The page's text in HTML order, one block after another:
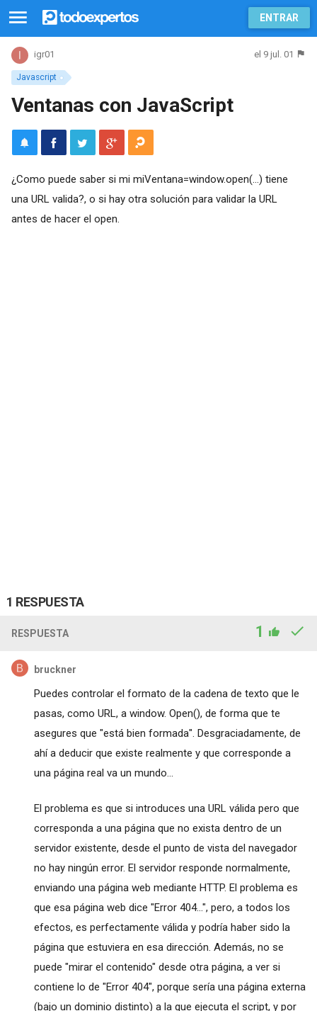
ENTRAR
Javascript
igr01 el 9 jul. 01
Ventanas con JavaScript
¿Como puede saber si mi miVentana=window.open(...) tiene
una URL valida?, o si hay otra solución para validar la URL
antes de hacer el open.
1 RESPUESTA
RESPUESTA 1
bruckner
Puedes controlar el formato de la cadena de texto que le
pasas, como URL, a window. Open(), de forma que te
asegures que "está bien formada". Desgraciadamente, de
ahí a deducir que existe realmente y que corresponde a
una página real va un mundo...
El problema es que si introduces una URL válida pero que
corresponda a una página que no exista dentro de un
servidor existente, desde el punto de vista del navegador
no hay ningún error. El servidor responde normalmente,
enviando una página web mediante HTTP. El problema es
que esa página web dice "Error 404...", pero, a todos los
efectos, es perfectamente válida y podría haber sido la
página que estuviera en esa dirección. Además, no se
puede "mirar el contenido" desde otra página, a ver si
contiene lo de "Error 404", porque sería una página externa
(bajo un dominio distinto) a la que ejecuta el script, y por